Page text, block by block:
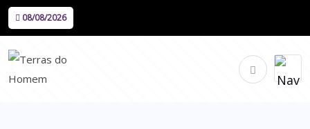
08/08/2026